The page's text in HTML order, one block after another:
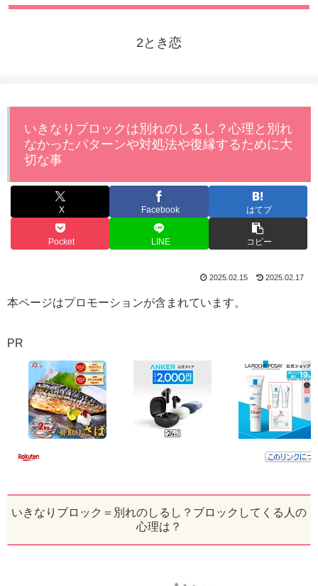
2とき恋
いきなりブロックは別れのしるし？心理と別れ
なかったパターンや対処法や復縁するために大
切な事
X Facebook はてブ
Pocket LINE コピー
2025.02.15 2025.02.17
本ページはプロモーションが含まれています。
PR
いきなりブロック＝別れのしるし？ブロックしてくる人の
心理は？